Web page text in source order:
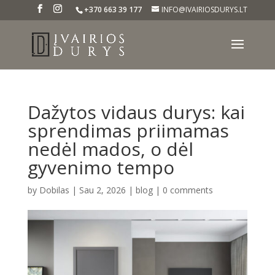
+370 663 39 177 INFO@IVAIRIOSDURYS.LT
Dažytos vidaus durys: kai
sprendimas priimamas
nedėl mados, o dėl
gyvenimo tempo
by Dobilas | Sau 2, 2026 | blog| 0 comments